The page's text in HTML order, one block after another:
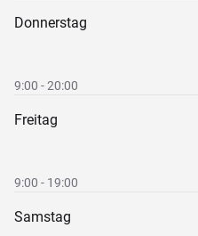
Donnerstag
9:00 - 20:00
Freitag
9:00 - 19:00
Samstag